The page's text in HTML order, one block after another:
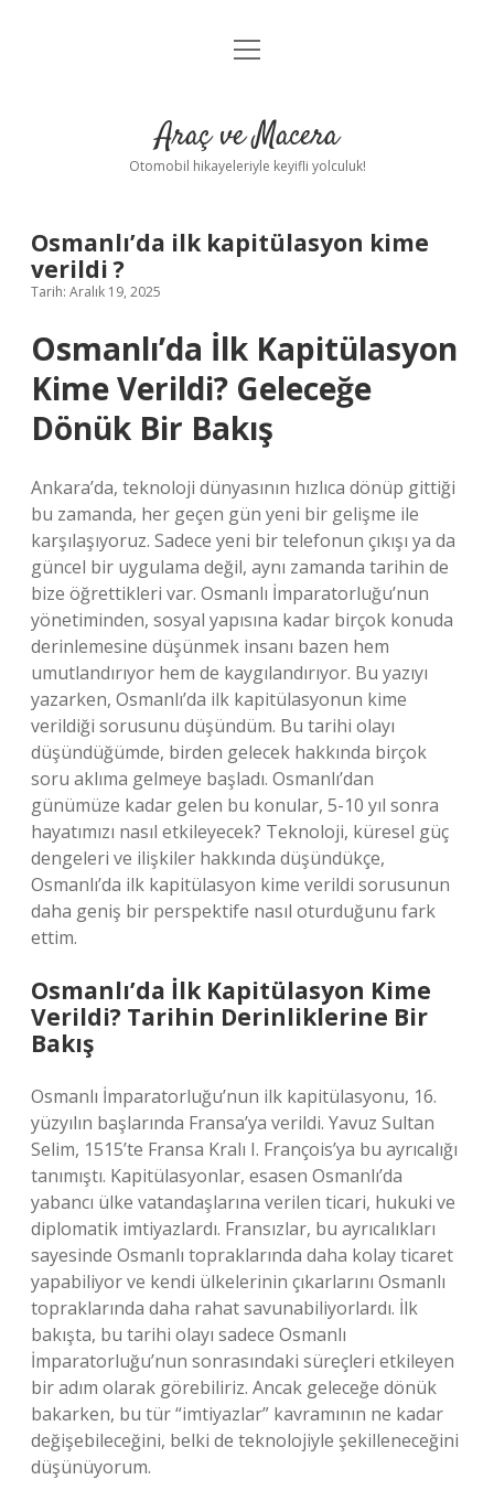
Anasayfa
Yasal Uyarı
menüyü
Araç ve Macera
Otomobil hikayeleriyle keyifli yolculuk!
Osmanlı’da ilk kapitülasyon kime
verildi ?
Tarih: Aralık 19, 2025
Osmanlı’da İlk Kapitülasyon
Kime Verildi? Geleceğe
Dönük Bir Bakış
Ankara’da, teknoloji dünyasının hızlıca dönüp gittiği
bu zamanda, her geçen gün yeni bir gelişme ile
karşılaşıyoruz. Sadece yeni bir telefonun çıkışı ya da
güncel bir uygulama değil, aynı zamanda tarihin de
bize öğrettikleri var. Osmanlı İmparatorluğu’nun
yönetiminden, sosyal yapısına kadar birçok konuda
derinlemesine düşünmek insanı bazen hem
umutlandırıyor hem de kaygılandırıyor. Bu yazıyı
yazarken, Osmanlı’da ilk kapitülasyonun kime
verildiği sorusunu düşündüm. Bu tarihi olayı
düşündüğümde, birden gelecek hakkında birçok
soru aklıma gelmeye başladı. Osmanlı’dan
günümüze kadar gelen bu konular, 5-10 yıl sonra
hayatımızı nasıl etkileyecek? Teknoloji, küresel güç
dengeleri ve ilişkiler hakkında düşündükçe,
Osmanlı’da ilk kapitülasyon kime verildi sorusunun
daha geniş bir perspektife nasıl oturduğunu fark
ettim.
Osmanlı’da İlk Kapitülasyon Kime
Verildi? Tarihin Derinliklerine Bir
Bakış
Osmanlı İmparatorluğu’nun ilk kapitülasyonu, 16.
yüzyılın başlarında Fransa’ya verildi. Yavuz Sultan
Selim, 1515’te Fransa Kralı I. François’ya bu ayrıcalığı
tanımıştı. Kapitülasyonlar, esasen Osmanlı’da
yabancı ülke vatandaşlarına verilen ticari, hukuki ve
diplomatik imtiyazlardı. Fransızlar, bu ayrıcalıkları
sayesinde Osmanlı topraklarında daha kolay ticaret
yapabiliyor ve kendi ülkelerinin çıkarlarını Osmanlı
topraklarında daha rahat savunabiliyorlardı. İlk
bakışta, bu tarihi olayı sadece Osmanlı
İmparatorluğu’nun sonrasındaki süreçleri etkileyen
bir adım olarak görebiliriz. Ancak geleceğe dönük
bakarken, bu tür “imtiyazlar” kavramının ne kadar
değişebileceğini, belki de teknolojiyle şekilleneceğini
düşünüyorum.